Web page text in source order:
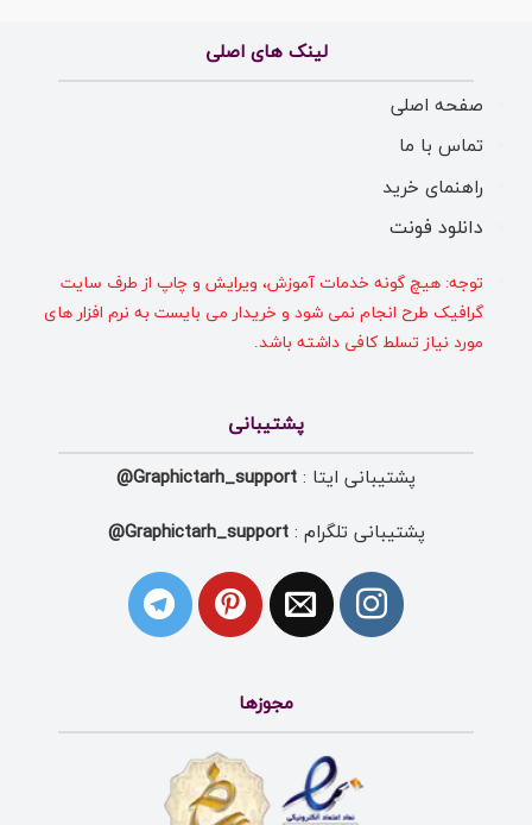
لینک های اصلی
صفحه اصلی
تماس با ما
راهنمای خرید
دانلود فونت
توجه: هیچ گونه خدمات آموزش، ویرایش و چاپ از طرف سایت
گرافیک طرح انجام نمی شود و خریدار می بایست به نرم افزار های
مورد نیاز تسلط کافی داشته باشد.
پشتیبانی
پشتیبانی ایتا : Graphictarh_support@
پشتیبانی تلگرام :Graphictarh_support@
مجوزها